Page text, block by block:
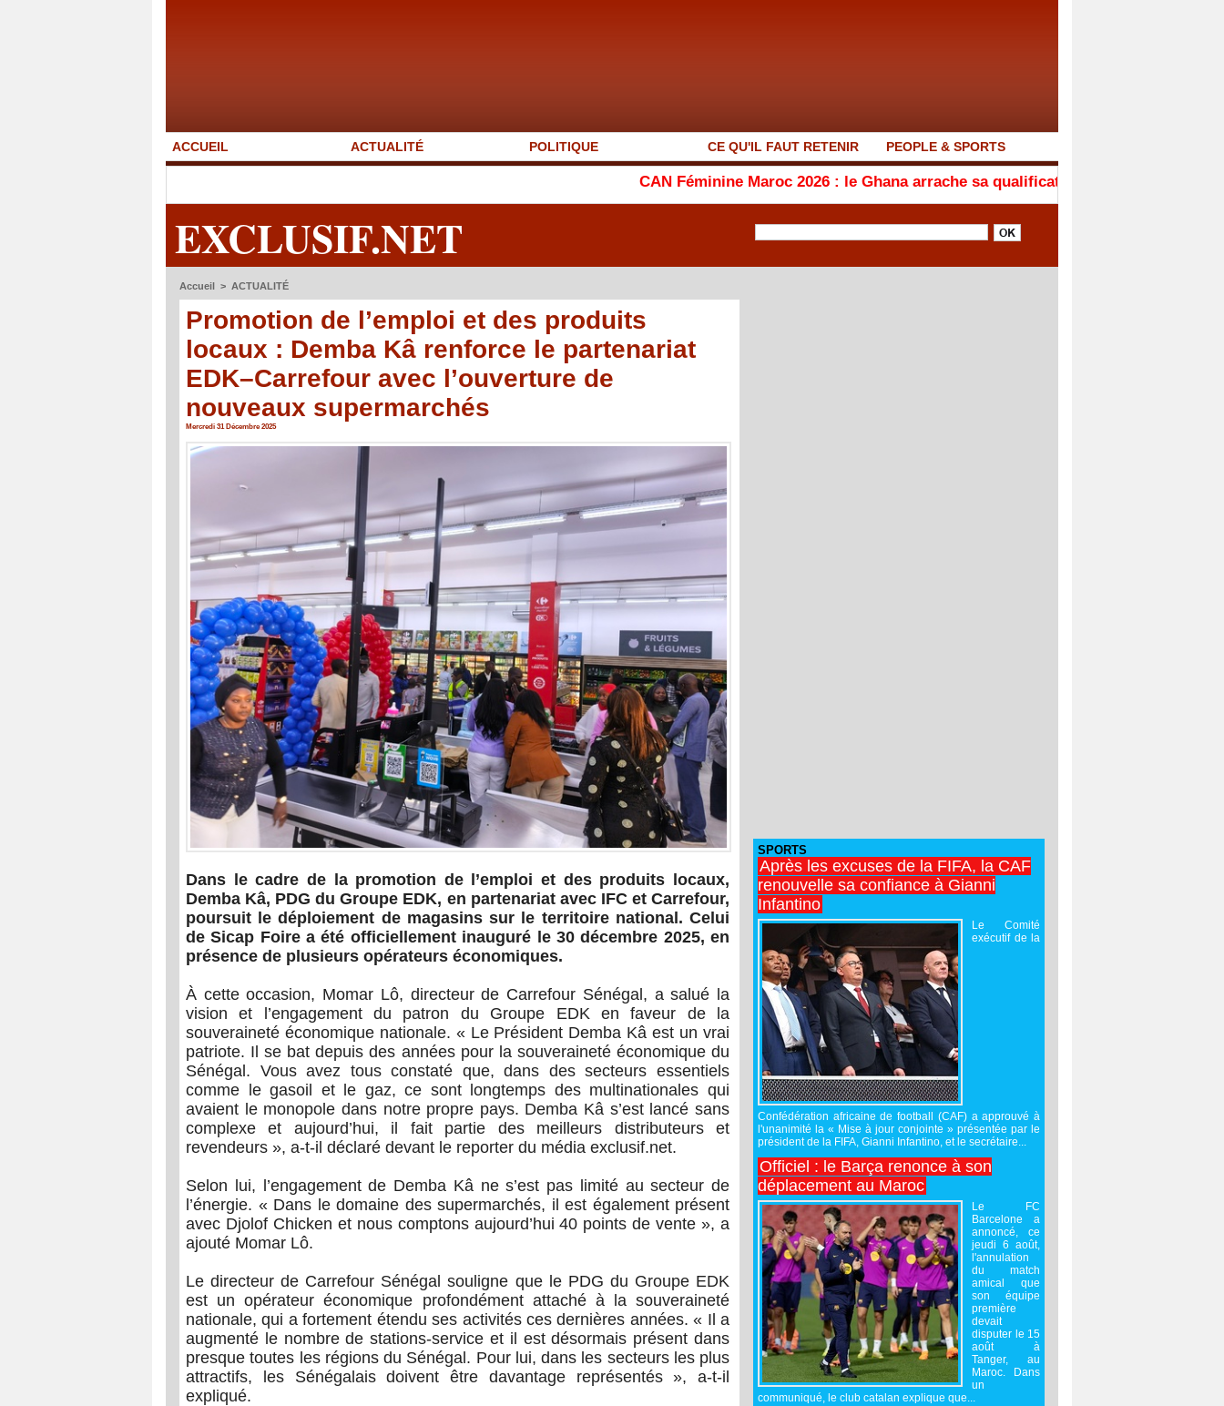
ACCUEIL ACTUALITÉ POLITIQUE CE QU'IL FAUT RETENIR PEOPLE & SPORTS
CAN Féminine Maroc 2026 : le Ghana arrache sa qualification en quarts de finale après son
EXCLUSIF.NET
Accueil > ACTUALITÉ
Promotion de l’emploi et des produits
locaux : Demba Kâ renforce le partenariat
EDK–Carrefour avec l’ouverture de
nouveaux supermarchés
Mercredi 31 Décembre 2025
Dans le cadre de la promotion de l’emploi et des produits locaux,
Demba Kâ, PDG du Groupe EDK, en partenariat avec IFC et Carrefour,
poursuit le déploiement de magasins sur le territoire national. Celui
de Sicap Foire a été officiellement inauguré le 30 décembre 2025, en
présence de plusieurs opérateurs économiques.
À cette occasion, Momar Lô, directeur de Carrefour Sénégal, a salué la
vision et l’engagement du patron du Groupe EDK en faveur de la
souveraineté économique nationale. « Le Président Demba Kâ est un vrai
patriote. Il se bat depuis des années pour la souveraineté économique du
Sénégal. Vous avez tous constaté que, dans des secteurs essentiels
comme le gasoil et le gaz, ce sont longtemps des multinationales qui
avaient le monopole dans notre propre pays. Demba Kâ s’est lancé sans
complexe et aujourd’hui, il fait partie des meilleurs distributeurs et
revendeurs », a-t-il déclaré devant le reporter du média exclusif.net.
Selon lui, l’engagement de Demba Kâ ne s’est pas limité au secteur de
l’énergie. « Dans le domaine des supermarchés, il est également présent
avec Djolof Chicken et nous comptons aujourd’hui 40 points de vente », a
ajouté Momar Lô.
Le directeur de Carrefour Sénégal souligne que le PDG du Groupe EDK
est un opérateur économique profondément attaché à la souveraineté
nationale, qui a fortement étendu ses activités ces dernières années. « Il a
augmenté le nombre de stations-service et il est désormais présent dans
presque toutes les régions du Sénégal. Pour lui, dans les secteurs les plus
attractifs, les Sénégalais doivent être davantage représentés », a-t-il
expliqué.
SPORTS
Après les excuses de la FIFA, la CAF
renouvelle sa confiance à Gianni
Infantino
Le Comité
exécutif de la
Confédération africaine de football (CAF) a approuvé à
l'unanimité la « Mise à jour conjointe » présentée par le
président de la FIFA, Gianni Infantino, et le secrétaire...
Officiel : le Barça renonce à son
déplacement au Maroc
Le FC
Barcelone a
annoncé, ce
jeudi 6 août,
l'annulation
du match
amical que
son équipe
première
devait
disputer le 15
août à
Tanger, au
Maroc. Dans
un
communiqué, le club catalan explique que...